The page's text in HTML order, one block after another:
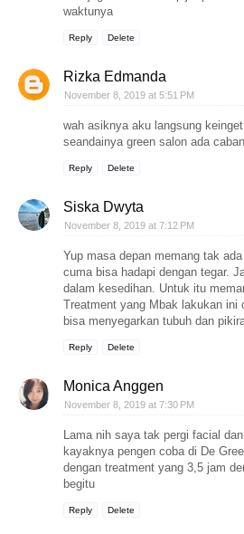
waktunya
Reply Delete
Rizka Edmanda
November 8, 2019 at 5:51 PM
wah asiknya aku langsung
seandainya green salon ada
Reply Delete
Siska Dwyta
November 8, 2019 at 7:12 PM
Yup masa depan memang tak
cuma bisa hadapi dengan tegar.
dalam kesedihan. Untuk itu
Treatment yang Mbak lakukan ini
bisa menyegarkan tubuh dan
Reply Delete
Monica Anggen
November 8, 2019 at 7:30 PM
Lama nih saya tak pergi facial
kayaknya pengen coba di De
dengan treatment yang 3,5 jam
begitu
Reply Delete